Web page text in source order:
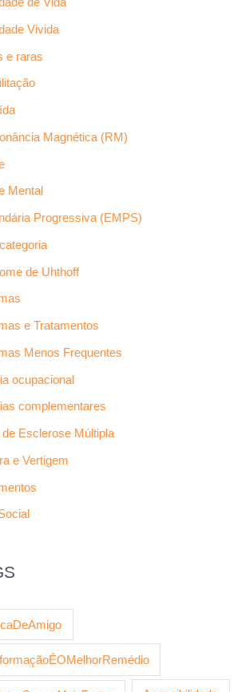
Vivida
e raras
Magnética (RM)
Mental
Progressiva (EMPS)
de Uhthoff
e Tratamentos
Menos Frequentes
ocupacional
complementares
de Esclerose Múltipla
e Vertigem